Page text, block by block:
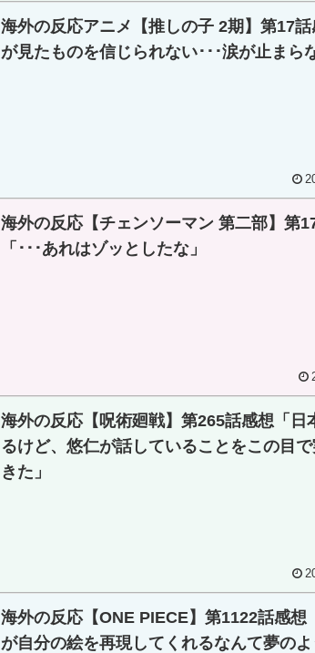
海外の反応アニメ【推しの子 2期】第17
が見たものを信じられない･･･涙が止まら
海外の反応【チェンソーマン 第二部】第
「･･･あれはゾッとしたな」
海外の反応【呪術廻戦】第265話感想「日
るけど、悠仁が話していることをこの目
きた」
海外の反応【ONE PIECE】第1122話感想
が自分の絵を再現してくれるなんて夢の